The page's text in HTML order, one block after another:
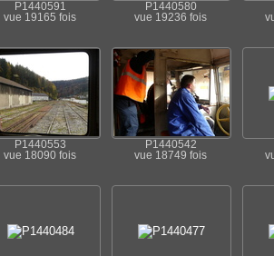
P1440591
vue 19165 fois
P1440580
vue 19236 fois
P1440553
vue 18090 fois
P1440542
vue 18749 fois